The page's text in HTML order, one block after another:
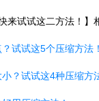
来试试这二方法！】
试试这5个压缩方法！
？试试这4种压缩方